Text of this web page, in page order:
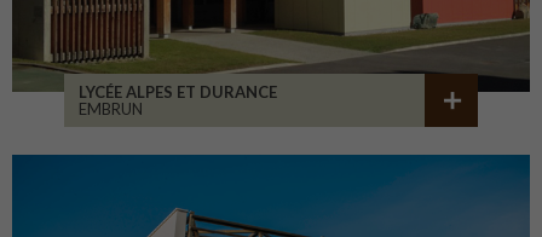
LYCÉE ALPES ET DURANCE
EMBRUN